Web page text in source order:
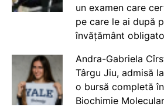
un examen care
pe care le ai după
învățământ
Andra-Gabriela
Târgu Jiu, admisă
o bursă completă
Biochimie